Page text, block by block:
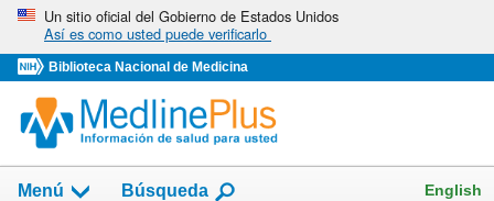
Omita
vaya
al
Contenido
Un sitio oficial del Gobierno de Estados Unidos
Así es como usted puede verificarlo
Biblioteca Nacional de Medicina
Menú
Mostrar
Búsqueda English